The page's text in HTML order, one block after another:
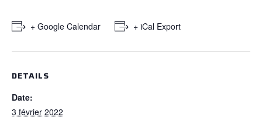
+ Google Calendar + iCal Export
DETAILS
Date:
3 février 2022